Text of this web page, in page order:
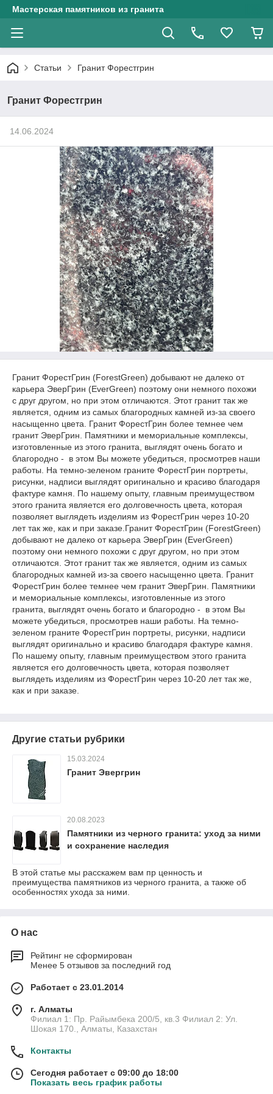
Мастерская памятников из гранита
Статьи Гранит Форестгрин
Гранит Форестгрин
14.06.2024
Гранит ФорестГрин (ForestGreen) добывают не далеко от
карьера ЭверГрин (EverGreen) поэтому они немного похожи
с друг другом, но при этом отличаются. Этот гранит так же
является, одним из самых благородных камней из-за своего
насыщенно цвета. Гранит ФорестГрин более темнее чем
гранит ЭверГрин. Памятники и мемориальные комплексы,
изготовленные из этого гранита, выглядят очень богато и
благородно - в этом Вы можете убедиться, просмотрев наши
работы. На темно-зеленом граните ФорестГрин портреты,
рисунки, надписи выглядят оригинально и красиво благодаря
фактуре камня. По нашему опыту, главным преимуществом
этого гранита является его долговечность цвета, которая
позволяет выглядеть изделиям из ФорестГрин через 10-20
лет так же, как и при заказе.Гранит ФорестГрин (ForestGreen)
добывают не далеко от карьера ЭверГрин (EverGreen)
поэтому они немного похожи с друг другом, но при этом
отличаются. Этот гранит так же является, одним из самых
благородных камней из-за своего насыщенно цвета. Гранит
ФорестГрин более темнее чем гранит ЭверГрин. Памятники
и мемориальные комплексы, изготовленные из этого
гранита, выглядят очень богато и благородно - в этом Вы
можете убедиться, просмотрев наши работы. На темно-
зеленом граните ФорестГрин портреты, рисунки, надписи
выглядят оригинально и красиво благодаря фактуре камня.
По нашему опыту, главным преимуществом этого гранита
является его долговечность цвета, которая позволяет
выглядеть изделиям из ФорестГрин через 10-20 лет так же,
как и при заказе.
Другие статьи рубрики
15.03.2024
Гранит Эвергрин
20.08.2023
Памятники из черного гранита: уход за ними
и сохранение наследия
В этой статье мы расскажем вам пр ценность и
преимущества памятников из черного гранита, а также об
особенностях ухода за ними.
О нас
Рейтинг не сформирован
Менее 5 отзывов за последний год
Работает с 23.01.2014
г. Алматы
Филиал 1: Пр. Райымбека 200/5, кв.3 Филиал 2: Ул.
Шокая 170., Алматы, Казахстан
Контакты
Сегодня работает с 09:00 до 18:00
Показать весь график работы